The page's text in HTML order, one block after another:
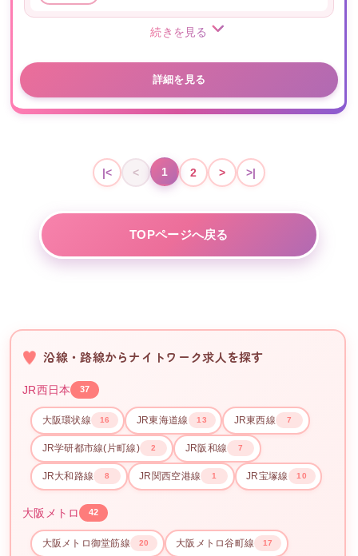
続きを見る
詳細を見る
|< < 1 2 > >|
TOPページへ戻る
沿線・路線からナイトワーク求人を探す
JR西日本 37
大阪環状線 16 JR東海道線 13 JR東西線 7
JR学研都市線(片町線) 2 JR阪和線 7
JR大和路線 8 JR関西空港線 1 JR宝塚線 10
大阪メトロ 42
大阪メトロ御堂筋線 20 大阪メトロ谷町線 17